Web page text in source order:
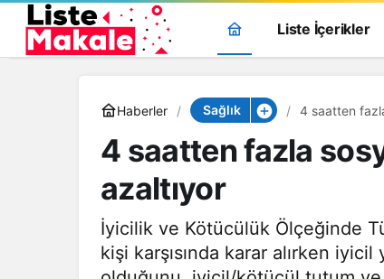
Liste İçerikler
Haberler Sağlık 4 saatten
4 saatten fazla
azaltıyor
İyicilik ve Kötücülük Ölçeğinde
kişi karşısında karar alırken